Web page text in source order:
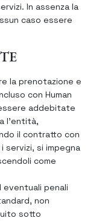
In assenza la
caso essere
la prenotazione e
con Human
addebitate
l’entità,
il contratto con
servizi, si impegna
come
penali
non
sotto